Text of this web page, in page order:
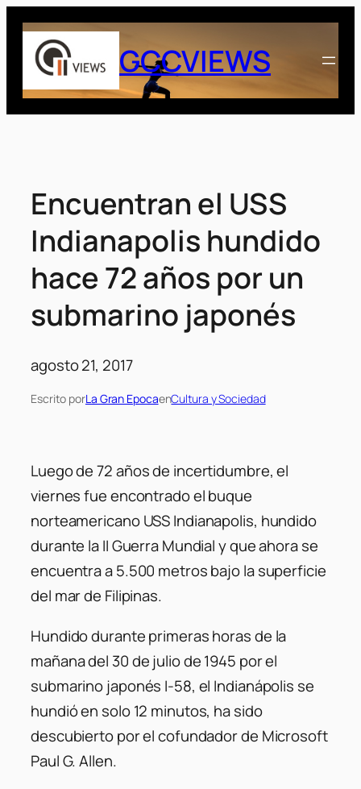
Saltar
contenido
GCCVIEWS
Encuentran el USS
Indianapolis hundido
hace 72 años por un
submarino japonés
agosto 21, 2017
Escrito porLa Gran EpocaenCultura y Sociedad
Luego de 72 años de incertidumbre, el
viernes fue encontrado el buque
norteamericano USS Indianapolis, hundido
durante la II Guerra Mundial y que ahora se
encuentra a 5.500 metros bajo la superficie
del mar de Filipinas.
Hundido durante primeras horas de la
mañana del 30 de julio de 1945 por el
submarino japonés I-58, el Indianápolis se
hundió en solo 12 minutos, ha sido
descubierto por el cofundador de Microsoft
Paul G. Allen.